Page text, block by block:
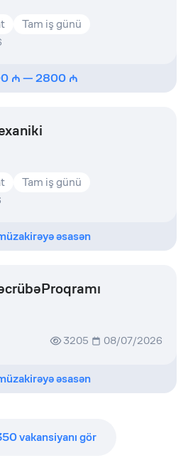
Tam iş günü
—2800
Tam iş günü
əsasən
3205 08/07/2026
əsasən
vakansiyanı gör